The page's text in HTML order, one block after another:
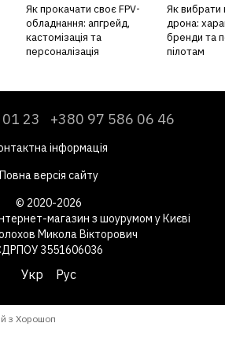
Як прокачати своє FPV-
обладнання: апгрейд,
кастомізація та
персоналізація
Як
дрона:
бренди та
пілотам
23 +380 97 586 06 46
інформація
Повна версія сайту
© 2020-2026
магазин з шоурумом у Києві
Микола Вікторович
3551606036
Укр Рус
з Хорошоп